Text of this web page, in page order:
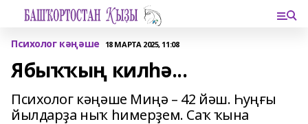
Психолог кәңәше 18 МАРТА 2025, 11:08
Ябыҡҡың килһә...
Психолог кәңәше Миңә – 42 йәш. Һуңғы
йылдарҙа ныҡ һимерҙем. Саҡ ҡына